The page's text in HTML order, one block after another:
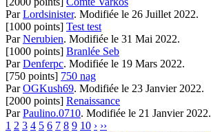
ParLordsinister. Modifiée le 26 Juillet 2022.
[1000 points] Test test
ParNerubien. Modifiée le 31 Mai 2022.
[1000 points] Branlée Seb
ParDenferpc. Modifiée le 19 Mars 2022.
[750 points] 750 nag
ParOGKush69. Modifiée le 23 Janvier 2022.
[2000 points] Renaissance
ParPaulino.0710. Modifiée le 21 Janvier 2022.
1 2 3 4 5 6 7 8 9 10 › ››